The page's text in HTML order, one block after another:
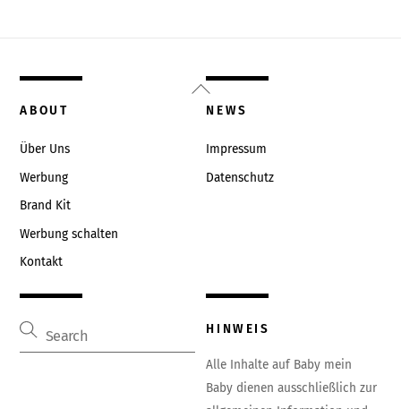
Back
To
ABOUT
Über Uns
Werbung
Brand Kit
Werbung schalten
Kontakt
NEWS
Impressum
Datenschutz
HINWEIS
Alle Inhalte auf Baby mein
Baby dienen ausschließlich zur